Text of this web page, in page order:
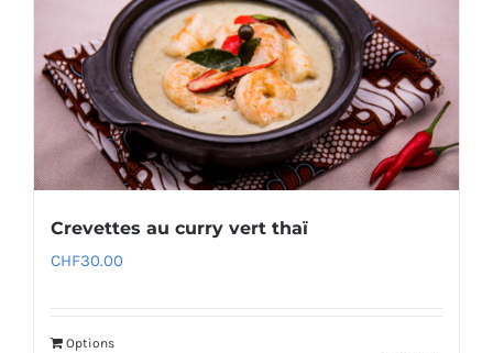
Crevettes au curry vert thaï
CHF30.00
Options